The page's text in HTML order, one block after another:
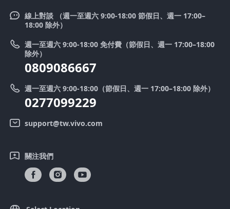
V50
Funtouch OS
系統升級
零配件價格查詢
送修服務
IMEI 碼驗證
客戶服務隱私權聲明
下載還原 Log 的 LUT
新聞中心
法律聲明
優惠活動
舊機換新機
vivo 隱私權中心
線上對談 （週一至週六 9:00-18:00 節假日、週一 17:00–
18:00 除外）
週一至週六 9:00-18:00 免付費（節假日、週一 17:00–18:00
除外）
0809086667
週一至週六 9:00-18:00（節假日、週一 17:00–18:00 除外）
0277099229
support@tw.vivo.com
關注我們